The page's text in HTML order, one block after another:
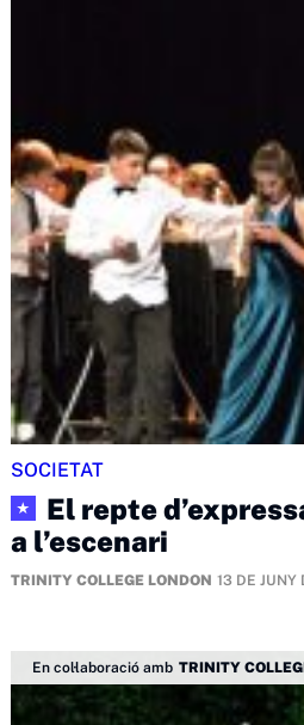
SOCIETAT
★
El repte
a l’escenari
TRINITY COLLEGE LONDON 13 DE JUNY
En col·laboració amb TRINITY